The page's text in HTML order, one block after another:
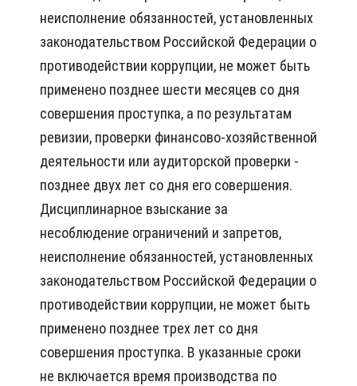
неисполнение обязанностей, установленных
законодательством Российской Федерации о
противодействии коррупции, не может быть
применено позднее шести месяцев со дня
совершения проступка, а по результатам
ревизии, проверки финансово-хозяйственной
деятельности или аудиторской проверки -
позднее двух лет со дня его совершения.
Дисциплинарное взыскание за
несоблюдение ограничений и запретов,
неисполнение обязанностей, установленных
законодательством Российской Федерации о
противодействии коррупции, не может быть
применено позднее трех лет со дня
совершения проступка. В указанные сроки
не включается время производства по